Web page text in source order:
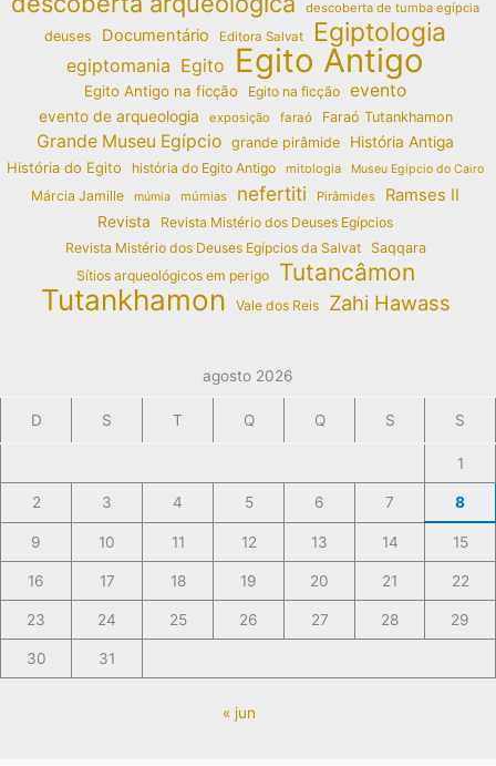
descoberta de tumba egípcia
deuses Documentário Editora Salvat Egiptologia
egiptomania Egito Egito Antigo
Egito Antigo na ficção Egito na ficção evento
evento de arqueologia exposição faraó Faraó Tutankhamon
Grande Museu Egípcio grande pirâmide
História Antiga
História do Egito
história do Egito Antigo mitologia Museu Egípcio do Cairo
Márcia Jamille múmia múmias nefertiti Pirâmides Ramses II
Revista
Revista Mistério dos Deuses Egípcios
Revista Mistério dos Deuses Egípcios da Salvat
Saqqara
Sítios arqueológicos em perigo
Tutancâmon
Tutankhamon Vale dos Reis Zahi Hawass
agosto 2026
D S T Q Q S S
1
2 3 4 5 6 7 8
9 10 11 12 13 14 15
16 17 18 19 20 21 22
23 24 25 26 27 28 29
30 31
« jun